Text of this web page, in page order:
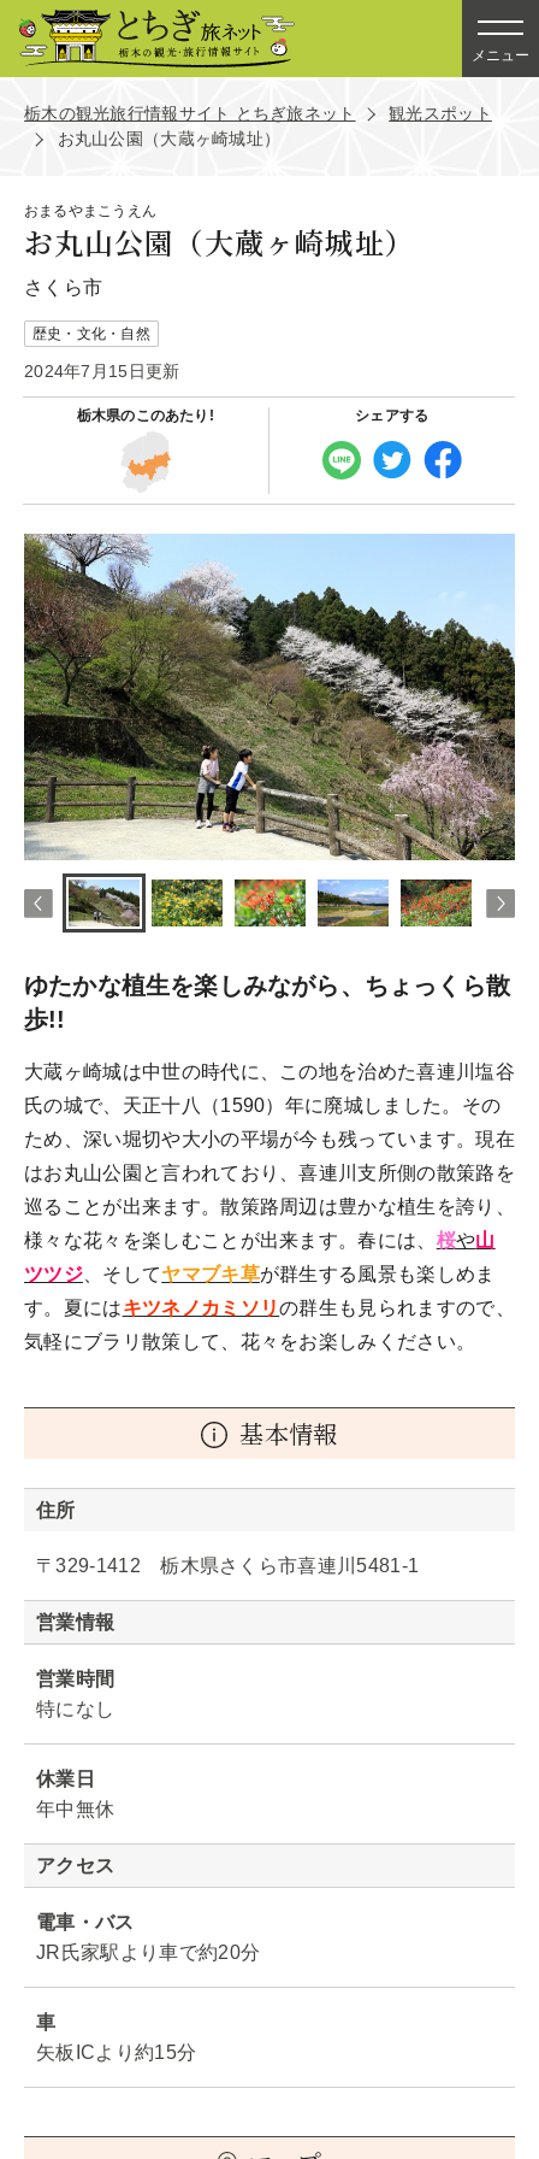
メニュー
栃木の観光旅行情報サイト とちぎ旅ネット
観光スポット
お丸山公園（大蔵ヶ崎城址）
おまるやまこうえん
お丸山公園（大蔵ヶ崎城址）
さくら市
歴史・文化・自然
2024年7月15日更新
栃木県のこのあたり! シェアする
ゆたかな植生を楽しみながら、ちょっくら散
歩!!
大蔵ヶ崎城は中世の時代に、この地を治めた喜連川塩谷
氏の城で、天正十八（1590）年に廃城しました。その
ため、深い堀切や大小の平場が今も残っています。現在
はお丸山公園と言われており、喜連川支所側の散策路を
巡ることが出来ます。散策路周辺は豊かな植生を誇り、
様々な花々を楽しむことが出来ます。春には、 桜や山
ツツジ、そしてヤマブキ草が群生する風景も楽しめま
す。夏にはキツネノカミソリの群生も見られますので、
気軽にブラリ散策して、花々をお楽しみください。
基本情報
住所
〒329-1412 栃木県さくら市喜連川5481-1
営業情報
営業時間
特になし
休業日
年中無休
アクセス
電車・バス
JR氏家駅より車で約20分
車
矢板ICより約15分